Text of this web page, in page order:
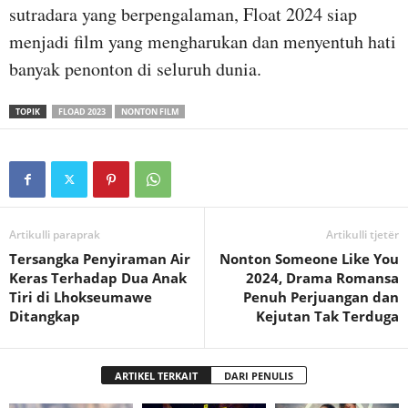
sutradara yang berpengalaman, Float 2024 siap
menjadi film yang mengharukan dan menyentuh hati
banyak penonton di seluruh dunia.
TOPIK FLOAD 2023 NONTON FILM
Artikulli paraprak
Tersangka Penyiraman Air
Keras Terhadap Dua Anak
Tiri di Lhokseumawe
Ditangkap
Artikulli tjetër
Nonton Someone Like You
2024, Drama Romansa
Penuh Perjuangan dan
Kejutan Tak Terduga
ARTIKEL TERKAIT DARI PENULIS